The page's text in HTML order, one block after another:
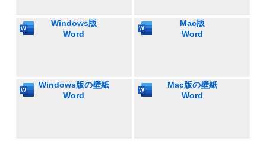
Windows版
Word
Mac版
Word
Windows版の壁紙
Word
Mac版の壁紙
Word